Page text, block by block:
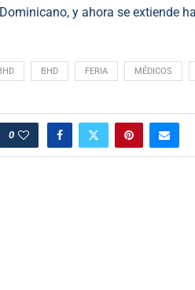
y ahora se extiende
BHD FERIA MÉDICOS
0